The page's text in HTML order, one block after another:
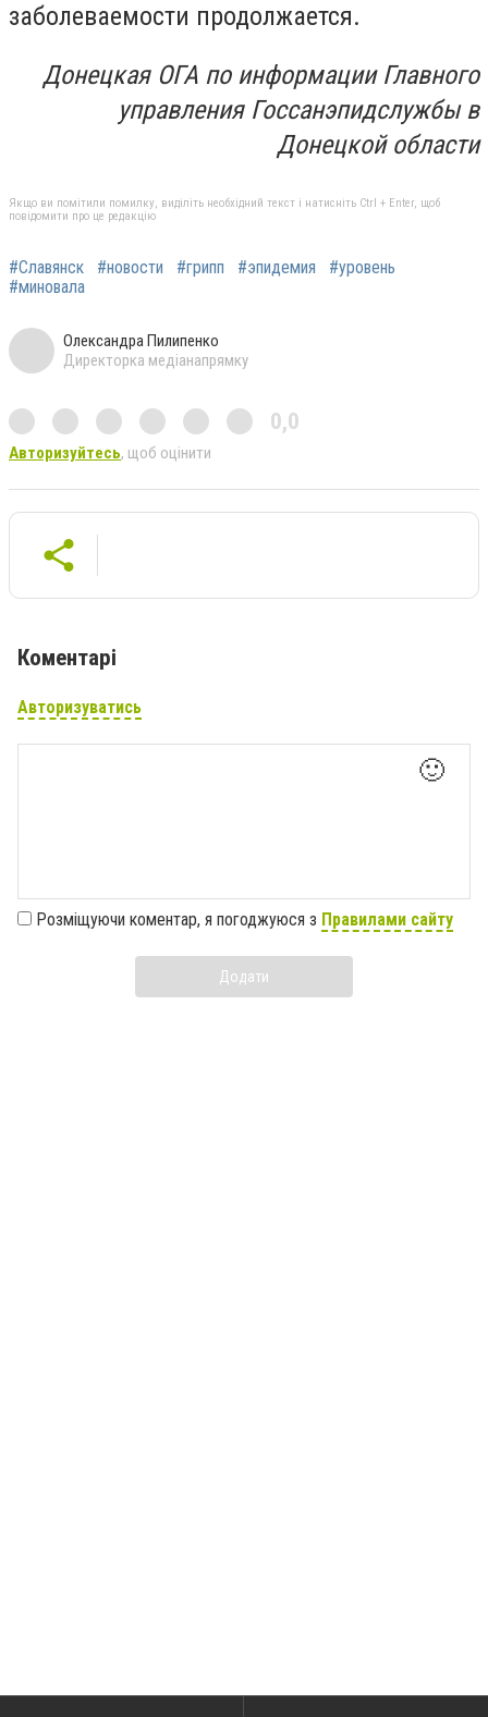
заболеваемости продолжается.
Донецкая ОГА по информации Главного
управления Госсанэпидслужбы в
Донецкой области
Якщо ви помітили помилку, виділіть необхідний текст і натисніть Ctrl + Enter, щоб
повідомити про це редакцію
#Славянск #новости #грипп #эпидемия
#уровень
#миновала
Олександра Пилипенко
Директорка медіанапрямку
0,0
Авторизуйтесь, щоб оцінити
Коментарі
Авторизуватись
🙂
Розміщуючи коментар, я погоджуюся з Правилами сайту
Додати